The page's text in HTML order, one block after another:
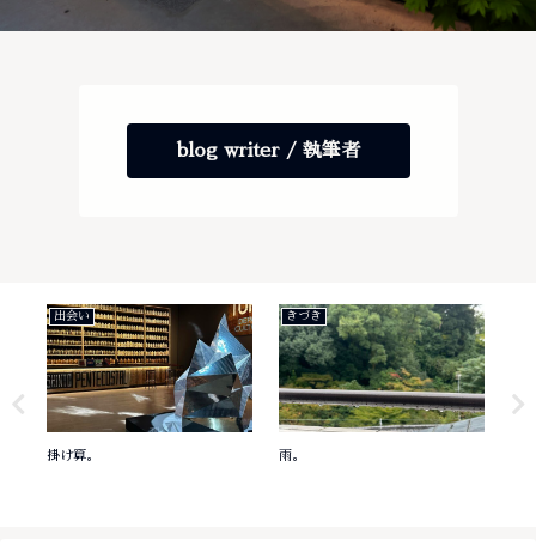
blog writer / 執筆者
出会い
掛け算。
きづき
雨。